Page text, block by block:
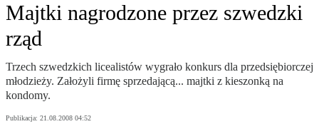
Majtki nagrodzone przez szwedzki
rząd
Trzech szwedzkich licealistów wygrało konkurs dla przedsiębiorczej
młodzieży. Założyli firmę sprzedającą... majtki z kieszonką na
kondomy.
Publikacja: 21.08.2008 04:52